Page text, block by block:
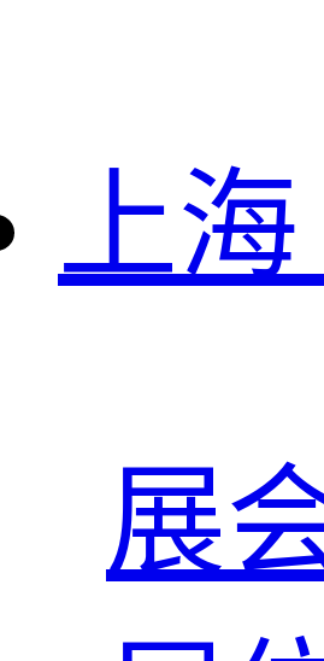
上海
展